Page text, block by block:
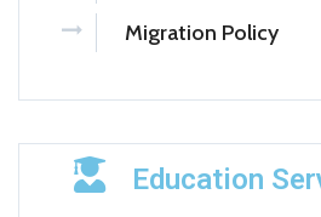
Migration Policy
Education